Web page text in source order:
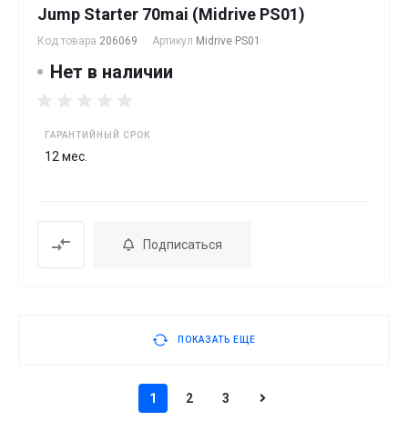
Jump Starter 70mai (Midrive PS01)
Код товара 206069 Артикул Midrive PS01
Нет в наличии
ГАРАНТИЙНЫЙ СРОК
12 мес.
Подписаться
ПОКАЗАТЬ ЕЩЕ
1 2 3